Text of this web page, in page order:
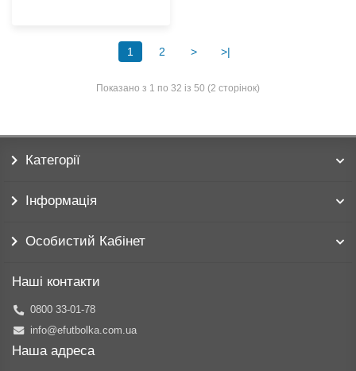
1 2 > >|
Показано з 1 по 32 із 50 (2 сторінок)
Категорії
Інформація
Особистий Кабінет
Наші контакти
0800 33-01-78
info@efutbolka.com.ua
Наша адреса